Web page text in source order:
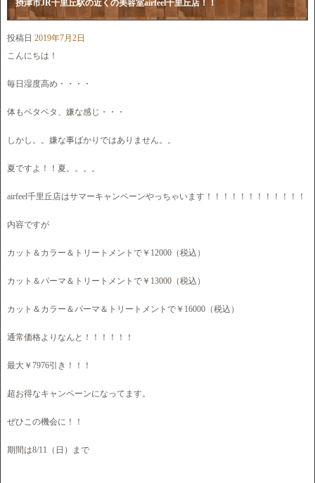
摂津市JR千里丘駅の近くの美容室airfeel千里丘店！！
投稿日 2019年7月2日
こんにちは！
毎日湿度高め・・・・
体もベタベタ、嫌な感じ・・・
しかし。。嫌な事ばかりではありません。。
夏ですよ！！夏。。。。
airfeel千里丘店はサマーキャンペーンやっちゃいます！！！！！！！！！！！！
内容ですが
カット＆カラー＆トリートメントで￥12000（税込）
カット＆パーマ＆トリートメントで￥13000（税込）
カット＆カラー＆パーマ＆トリートメントで￥16000（税込）
通常価格よりなんと！！！！！！
最大￥7976引き！！！
超お得なキャンペーンになってます。
ぜひこの機会に！！
期間は8/11（日）まで